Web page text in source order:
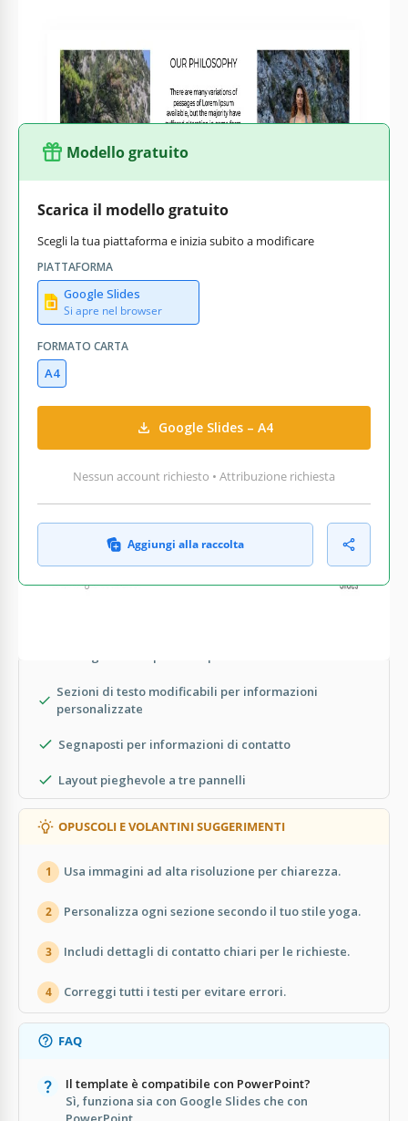
fantastici volantini.
Modello gratuito
Scarica il modello gratuito
Scegli la tua piattaforma e inizia subito a modificare
PIATTAFORMA
Google Slides
Si apre nel browser
FORMATO CARTA
A4
Google Slides – A4
Nessun account richiesto • Attribuzione richiesta
Aggiungi alla raccolta
Sezioni di testo modificabili per informazioni
personalizzate
Segnaposti per informazioni di contatto
Layout pieghevole a tre pannelli
OPUSCOLI E VOLANTINI SUGGERIMENTI
1 Usa immagini ad alta risoluzione per chiarezza.
2 Personalizza ogni sezione secondo il tuo stile yoga.
3 Includi dettagli di contatto chiari per le richieste.
4 Correggi tutti i testi per evitare errori.
FAQ
Il template è compatibile con PowerPoint?
Sì, funziona sia con Google Slides che con